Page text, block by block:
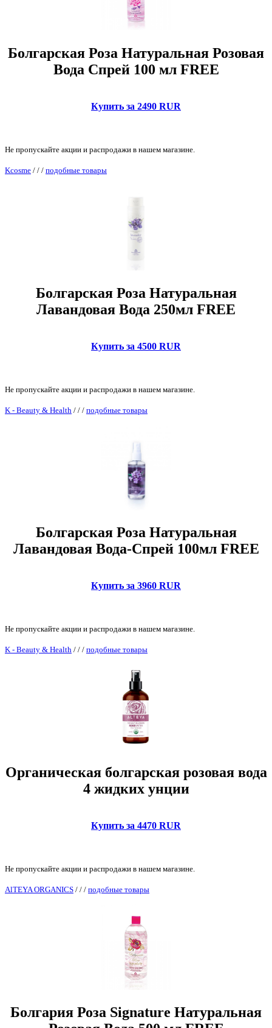
Болгарская Роза Натуральная Розовая
Вода Спрей 100 мл FREE
Купить за 2490 RUR
Не пропускайте акции и распродажи в нашем магазине.
Kcosme / / / подобные товары
Болгарская Роза Натуральная
Лавандовая Вода 250мл FREE
Купить за 4500 RUR
Не пропускайте акции и распродажи в нашем магазине.
K - Beauty & Health / / / подобные товары
Болгарская Роза Натуральная
Лавандовая Вода-Спрей 100мл FREE
Купить за 3960 RUR
Не пропускайте акции и распродажи в нашем магазине.
K - Beauty & Health / / / подобные товары
Органическая болгарская розовая вода
4 жидких унции
Купить за 4470 RUR
Не пропускайте акции и распродажи в нашем магазине.
AlTEYA ORGANICS / / / подобные товары
Болгария Роза Signature Натуральная